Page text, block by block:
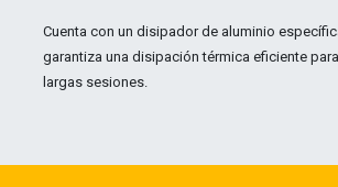
Cuenta con un disipador de aluminio
garantiza una disipación térmica eficiente
largas sesiones.